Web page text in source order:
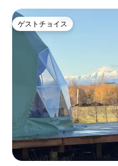
ゲストチョイス
ゲストチョイス